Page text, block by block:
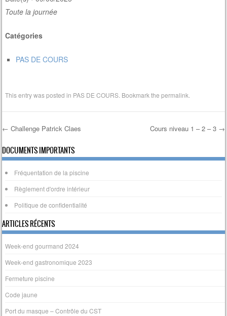
Toute la journée
Catégories
PAS DE COURS
This entry was posted in PAS DE COURS . Bookmark thepermalink
Post navigation
← Challenge Patrick Claes Cours niveau 1 – 2 – 3 →
DOCUMENTS IMPORTANTS
Fréquentation de la piscine
Règlement d'ordre intérieur
Politique de confidentialité
ARTICLES RÉCENTS
Week-end gourmand 2024
Week-end gastronomique 2023
Fermeture piscine
Code jaune
Port du masque – Contrôle du CST